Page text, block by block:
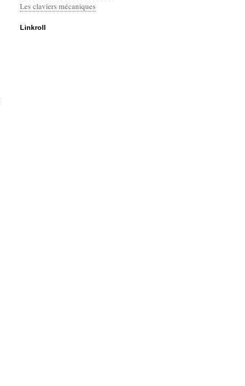
Les claviers mécaniques
Linkroll